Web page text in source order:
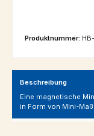
Produktnummer:
Beschreibung
Eine magnetische
in Form von Mini-